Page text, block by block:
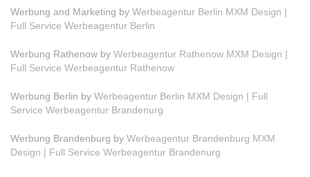
Werbung and Marketing by Werbeagentur Berlin MXM Design |
Full Service Werbeagentur Berlin
Werbung Rathenow by Werbeagentur Rathenow MXM Design |
Full Service Werbeagentur Rathenow
Werbung Berlin by Werbeagentur Berlin MXM Design | Full
Service Werbeagentur Brandenurg
Werbung Brandenburg by Werbeagentur Brandenburg MXM
Design | Full Service Werbeagentur Brandenurg